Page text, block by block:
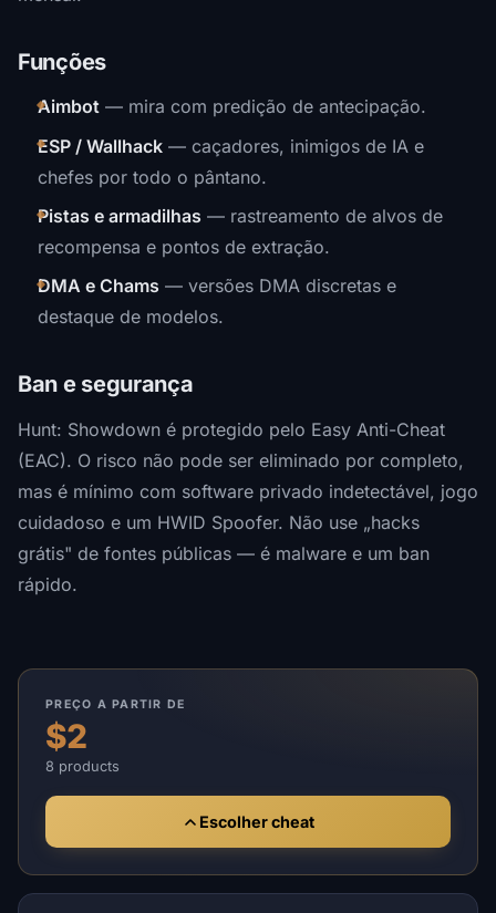
Funções
Aimbot — mira com predição de antecipação.
ESP / Wallhack — caçadores, inimigos de IA e
chefes por todo o pântano.
Pistas e armadilhas — rastreamento de alvos de
recompensa e pontos de extração.
DMA e Chams — versões DMA discretas e
destaque de modelos.
Ban e segurança
Hunt: Showdown é protegido pelo Easy Anti-Cheat
(EAC). O risco não pode ser eliminado por completo,
mas é mínimo com software privado indetectável, jogo
cuidadoso e um HWID Spoofer. Não use „hacks
grátis" de fontes públicas — é malware e um ban
rápido.
PREÇO A PARTIR DE
$2
8 products
Escolher cheat